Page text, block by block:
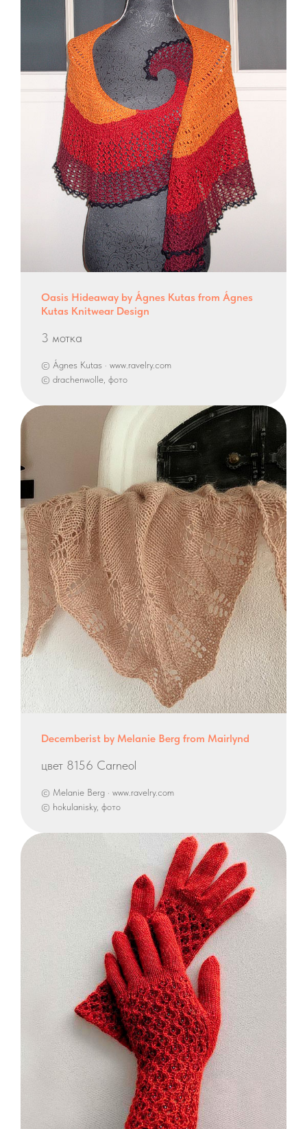
Oasis Hideaway by Ágnes Kutas from Ágnes
Kutas Knitwear Design
3 мотка
© Ágnes Kutas · www.ravelry.com
© drachenwolle, фото
Decemberist by Melanie Berg from Mairlynd
цвет 8156 Carneol
© Melanie Berg · www.ravelry.com
© hokulanisky, фото